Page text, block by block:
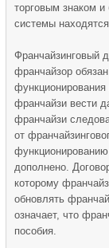
торговым знаком
системы
Франчайзинговый
франчайзор
функционирования
франчайзи вести
франчайзи
от
дополнено.
которому
обновлять
означает, что
пособия.